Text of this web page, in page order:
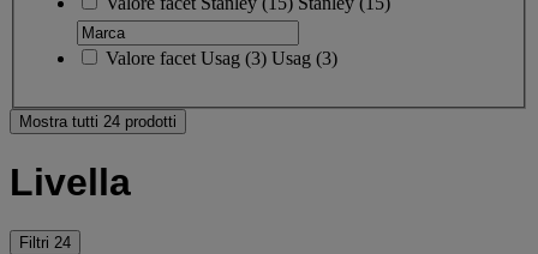
Valore facet Usag (3) Usag (3)
Mostra tutti 24 prodotti
Livella
Filtri 24